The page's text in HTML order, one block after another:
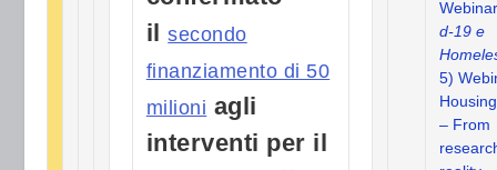
ilsecondo
finanziamento di 50
milioni agli
interventi per il
d-19 e
5)
– From